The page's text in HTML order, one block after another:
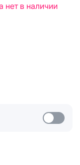
нет в наличии